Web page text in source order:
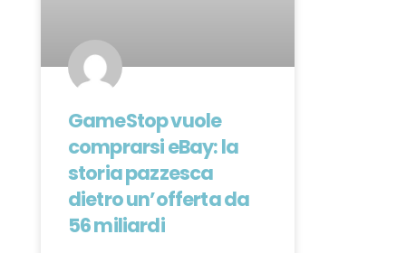
GameStop vuole
comprarsi eBay: la
storia pazzesca
dietro un’offerta da
56 miliardi